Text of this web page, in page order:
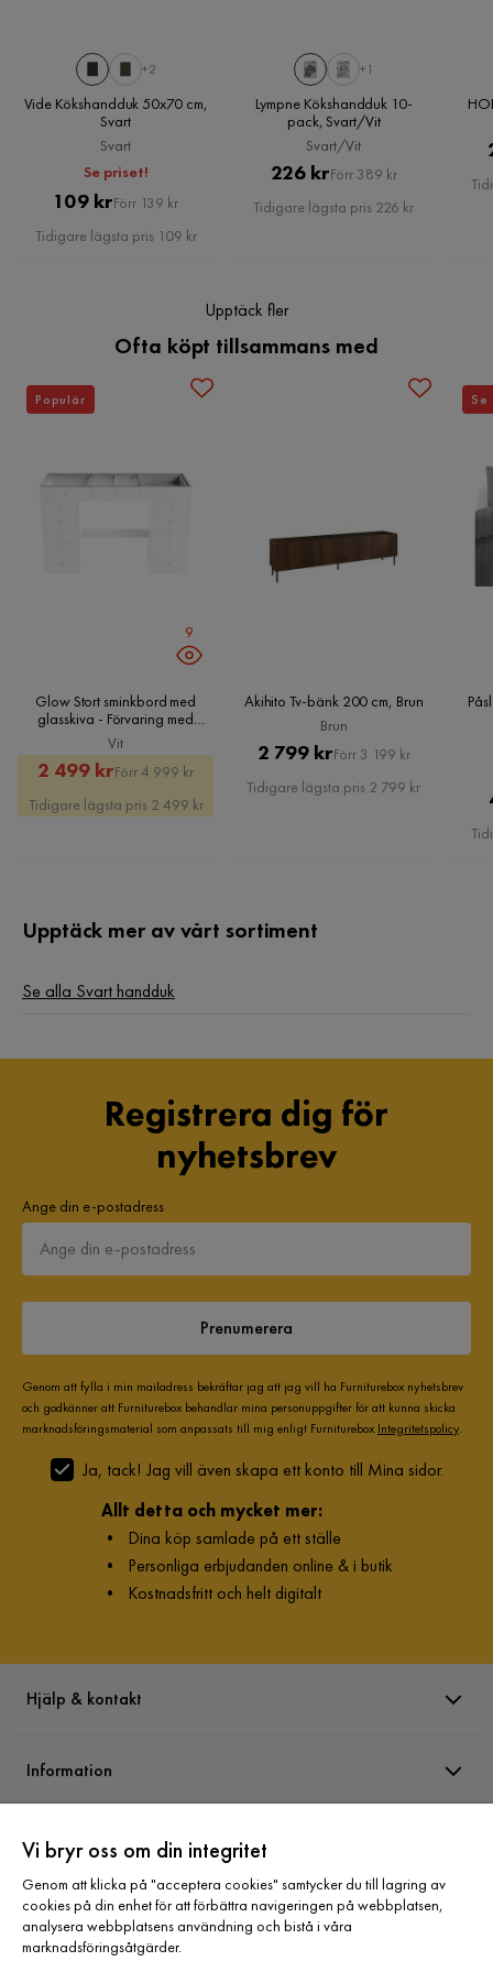
+2
Vide Kökshandduk 50x70 cm,
Svart
Svart
Se priset!
Pris
109 krOriginal
Pris
Förr 139 kr
Tidigare lägsta pris 109 kr
+1
Lympne Kökshandduk 10-
pack, Svart/Vit
Svart/Vit
Pris
226 krOriginal
Pris
Förr 389 kr
Tidigare lägsta pris 226 kr
Upptäck fler
Ofta köpt tillsammans med
9
Glow Stort sminkbord med
glasskiva - Förvaring med
Vit
Rabatterat
Pris
2 499 krOriginal
Pris
Förr 4 999 kr
Tidigare lägsta pris 2 499 kr
Populär
Akihito Tv-bänk 200 cm, Brun
Brun
Pris
2 799 krOriginal
Pris
Förr 3 199 kr
Tidigare lägsta pris 2 799 kr
Se
Upptäck mer av vårt sortiment
Se alla Svart handduk
Registrera dig för
nyhetsbrev
Ange din e-postadress
Prenumerera
Genom att fylla i min mailadress bekräftar jag att jag vill ha Furniturebox nyhetsbrev
och godkänner att Furniturebox behandlar mina personuppgifter för att kunna skicka
marknadsföringsmaterial som anpassats till mig enligt Furniturebox Integritetspolicy.
Ja, tack! Jag vill även skapa ett konto till Mina sidor.
Allt detta och mycket mer:
• Dina köp samlade på ett ställe
• Personliga erbjudanden online & i butik
• Kostnadsfritt och helt digitalt
Hjälp & kontakt
Information
Varumärken
Sortiment
Vi bryr oss om din integritet
Genom att klicka på "acceptera cookies" samtycker du till lagring av
cookies på din enhet för att förbättra navigeringen på webbplatsen,
analysera webbplatsens användning och bistå i våra
marknadsföringsåtgärder.